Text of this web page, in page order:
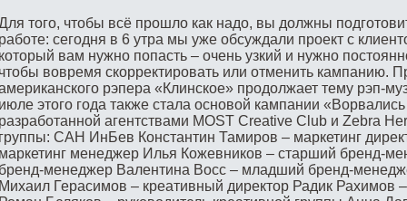
того, чтобы всё прошло как надо, вы должны
сегодня в 6 утра мы уже обсуждали проект с
вам нужно попасть – очень узкий и нужно
вовремя скорректировать или отменить кампанию.
рэпера «Клинское» продолжает тему рэп-
этого года также стала основой кампании
агентствами MOST Creative Club и Zebra
САН ИнБев Константин Тамиров – маркетинг
менеджер Илья Кожевников – старший бренд-
менеджер Валентина Восс – младший бренд-
Герасимов – креативный директор Радик Рахимов